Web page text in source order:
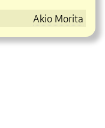
Akio Morita